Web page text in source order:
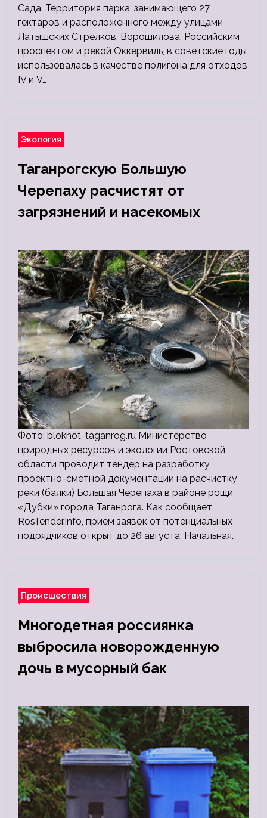
Сада. Территория парка, занимающего 27
гектаров и расположенного между улицами
Латышских Стрелков, Ворошилова, Российским
проспектом и рекой Оккервиль, в советские годы
использовалась в качестве полигона для отходов
IV и V…
Экология
Таганрогскую Большую
Черепаху расчистят от
загрязнений и насекомых
Фото: bloknot-taganrog.ru Министерство
природных ресурсов и экологии Ростовской
области проводит тендер на разработку
проектно-сметной документации на расчистку
реки (балки) Большая Черепаха в районе рощи
«Дубки» города Таганрога. Как сообщает
RosTender.info, прием заявок от потенциальных
подрядчиков открыт до 26 августа. Начальная…
Происшествия
Многодетная россиянка
выбросила новорожденную
дочь в мусорный бак